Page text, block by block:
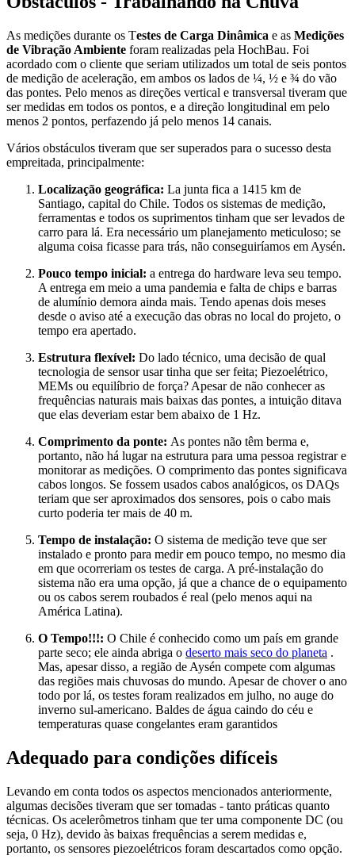
As medições durante os Testes de Carga Dinâmica e as Medições
de Vibração Ambiente foram realizadas pela HochBau. Foi
acordado com o cliente que seriam utilizados um total de seis pontos
de medição de aceleração, em ambos os lados de ¼, ½ e ¾ do vão
das pontes. Pelo menos as direções vertical e transversal tiveram que
ser medidas em todos os pontos, e a direção longitudinal em pelo
menos 2 pontos, perfazendo já pelo menos 14 canais.
Vários obstáculos tiveram que ser superados para o sucesso desta
empreitada, principalmente:
Localização geográfica: La junta fica a 1415 km de
Santiago, capital do Chile. Todos os sistemas de medição,
ferramentas e todos os suprimentos tinham que ser levados de
carro para lá. Era necessário um planejamento meticuloso; se
alguma coisa ficasse para trás, não conseguiríamos em Aysén.
Pouco tempo inicial: a entrega do hardware leva seu tempo.
A entrega em meio a uma pandemia e falta de chips e barras
de alumínio demora ainda mais. Tendo apenas dois meses
desde o aviso até a execução das obras no local do projeto, o
tempo era apertado.
Estrutura flexível: Do lado técnico, uma decisão de qual
tecnologia de sensor usar tinha que ser feita; Piezoelétrico,
MEMs ou equilíbrio de força? Apesar de não conhecer as
frequências naturais mais baixas das pontes, a intuição ditava
que elas deveriam estar bem abaixo de 1 Hz.
Comprimento da ponte: As pontes não têm berma e,
portanto, não há lugar na estrutura para uma pessoa registrar e
monitorar as medições. O comprimento das pontes significava
cabos longos. Se fossem usados ​​cabos analógicos, os DAQs
teriam que ser aproximados dos sensores, pois o cabo mais
curto poderia ter mais de 40 m.
Tempo de instalação: O sistema de medição teve que ser
instalado e pronto para medir em pouco tempo, no mesmo dia
em que ocorreriam os testes de carga. A pré-instalação do
sistema não era uma opção, já que a chance de o equipamento
ou os cabos serem roubados é real (pelo menos aqui na
América Latina).
O Tempo!!!: O Chile é conhecido como um país em grande
parte seco; ele ainda abriga o deserto mais seco do planeta .
Mas, apesar disso, a região de Aysén compete com algumas
das regiões mais chuvosas do mundo. Apesar de chover o ano
todo por lá, os testes foram realizados em julho, no auge do
inverno sul-americano. Baldes de água caindo do céu e
temperaturas quase congelantes eram garantidos
Adequado para condições difíceis
Levando em conta todos os aspectos mencionados anteriormente,
algumas decisões tiveram que ser tomadas - tanto práticas quanto
técnicas. Os acelerômetros tinham que ter uma componente DC (ou
seja, 0 Hz), devido às baixas frequências a serem medidas e,
portanto, os sensores piezoelétricos foram descartados como opção.